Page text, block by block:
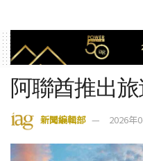
阿聯酋推出
新聞編輯部 2026年